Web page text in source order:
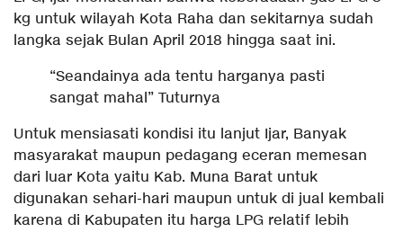
kg untuk wilayah Kota Raha dan sekitarnya sudah
langka sejak Bulan April 2018 hingga saat ini.
“Seandainya ada tentu harganya pasti
sangat mahal” Tuturnya
Untuk mensiasati kondisi itu lanjut Ijar, Banyak
masyarakat maupun pedagang eceran memesan
dari luar Kota yaitu Kab. Muna Barat untuk
digunakan sehari-hari maupun untuk di jual kembali
karena di Kabupaten itu harga LPG relatif lebih